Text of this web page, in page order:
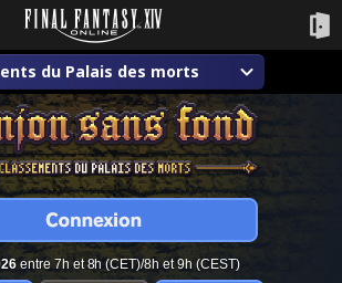
du Palais des morts
entre 7h et 8h (CET)/8h et 9h (CEST)